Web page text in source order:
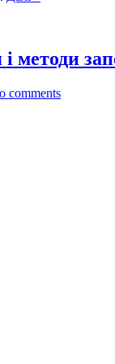
методи
comments